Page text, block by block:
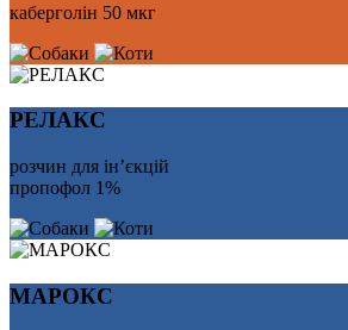
каберголін 50 мкг
РЕЛАКС
розчин для ін’єкцій
пропофол 1%
МАРОКС